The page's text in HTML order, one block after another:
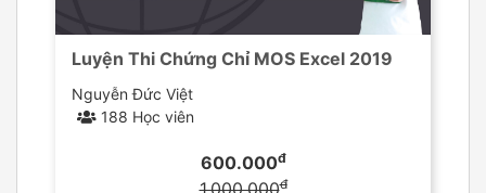
Luyện Thi Chứng Chỉ MOS Excel 2019
Nguyễn Đức Việt
188 Học viên
600.000đ
1.000.000đ